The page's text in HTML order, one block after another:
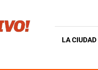
LA CIUDAD